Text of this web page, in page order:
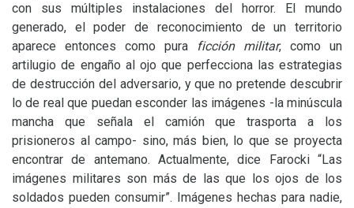
con sus múltiples instalaciones del horror. El mundo
generado, el poder de reconocimiento de un territorio
aparece entonces como pura
ficción militar, como un
artilugio de engaño al ojo que perfecciona las estrategias
de destrucción del adversario, y que no pretende descubrir
lo de real que puedan esconder las imágenes -la minúscula
mancha que señala el camión que trasporta a los
prisioneros al campo- sino, más bien, lo que se proyecta
encontrar de antemano. Actualmente, dice Farocki “Las
imágenes militares son más de las que los ojos de los
soldados pueden consumir”. Imágenes hechas para nadie,